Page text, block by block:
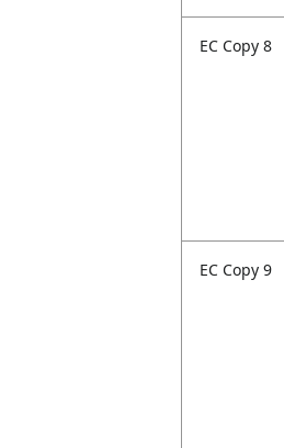
EC Copy 8
EC Copy 9